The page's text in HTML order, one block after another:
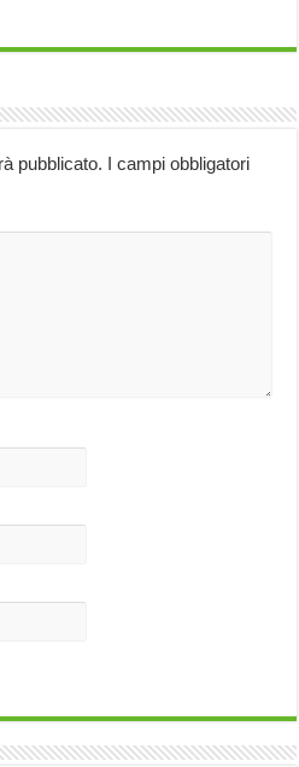
pubblicato. I campi obbligatori